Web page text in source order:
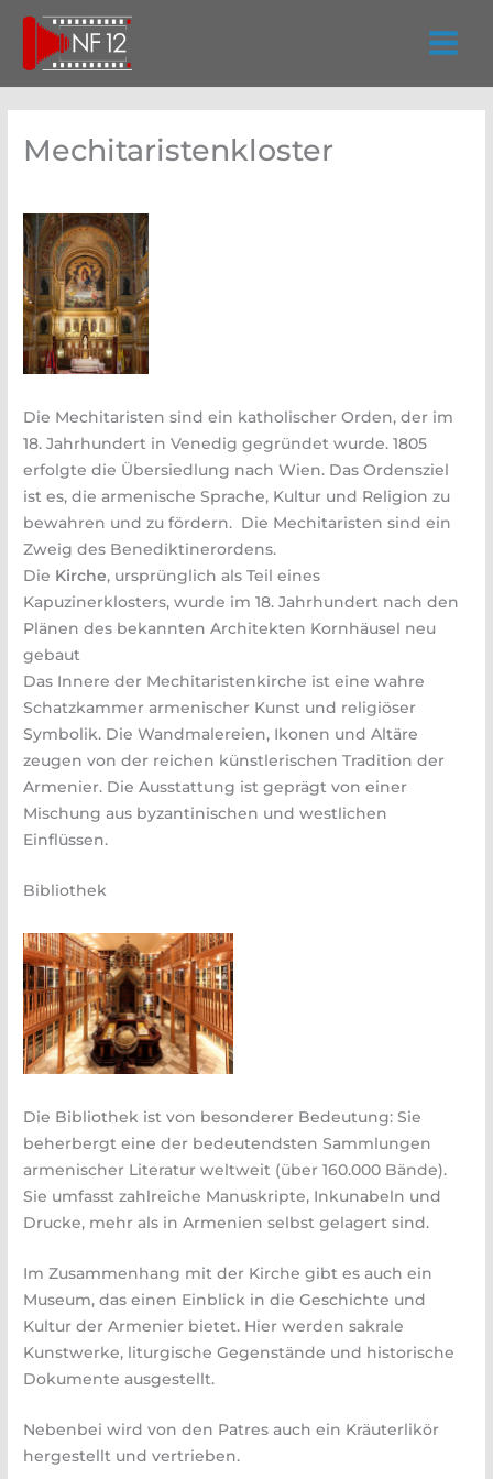
springen
Mechitaristenkloster
Die Mechitaristen sind ein katholischer Orden, der im
18. Jahrhundert in Venedig gegründet wurde. 1805
erfolgte die Übersiedlung nach Wien. Das Ordensziel
ist es, die armenische Sprache, Kultur und Religion zu
bewahren und zu fördern. Die Mechitaristen sind ein
Zweig des Benediktinerordens.
Die Kirche, ursprünglich als Teil eines
Kapuzinerklosters, wurde im 18. Jahrhundert nach den
Plänen des bekannten Architekten Kornhäusel neu
gebaut
Das Innere der Mechitaristenkirche ist eine wahre
Schatzkammer armenischer Kunst und religiöser
Symbolik. Die Wandmalereien, Ikonen und Altäre
zeugen von der reichen künstlerischen Tradition der
Armenier. Die Ausstattung ist geprägt von einer
Mischung aus byzantinischen und westlichen
Einflüssen.
Bibliothek
Die Bibliothek ist von besonderer Bedeutung: Sie
beherbergt eine der bedeutendsten Sammlungen
armenischer Literatur weltweit (über 160.000 Bände).
Sie umfasst zahlreiche Manuskripte, Inkunabeln und
Drucke, mehr als in Armenien selbst gelagert sind.
Im Zusammenhang mit der Kirche gibt es auch ein
Museum, das einen Einblick in die Geschichte und
Kultur der Armenier bietet. Hier werden sakrale
Kunstwerke, liturgische Gegenstände und historische
Dokumente ausgestellt.
Nebenbei wird von den Patres auch ein Kräuterlikör
hergestellt und vertrieben.